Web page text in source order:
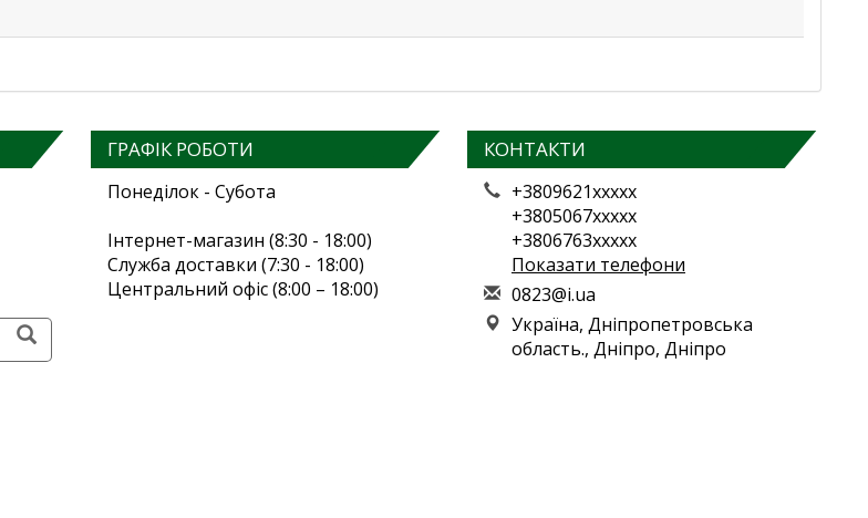
ГРАФІК РОБОТИ
Понеділок - Субота
Інтернет-магазин (8:30 - 18:00)
Служба доставки (7:30 - 18:00)
Центральний офіс (8:00 – 18:00)
КОНТАКТИ
+3809621xxxxx
+3805067xxxxx
+3806763xxxxx
Показати телефони
0823@i.ua
Україна, Дніпропетровська
область., Дніпро, Дніпро